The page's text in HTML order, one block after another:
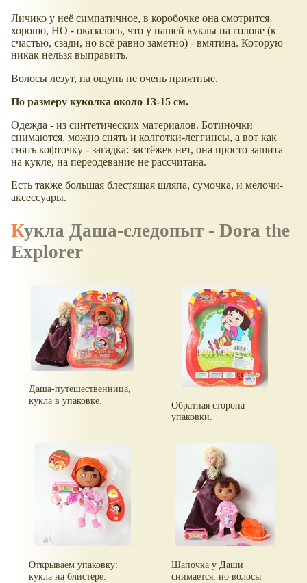
Личико у неё симпатичное, в коробочке она смотрится
хорошо, НО - оказалось, что у нашей куклы на голове (к
счастью, сзади, но всё равно заметно) - вмятина. Которую
никак нельзя выправить.
Волосы лезут, на ощупь не очень приятные.
По размеру куколка около 13-15 см.
Одежда - из синтетических материалов. Ботиночки
снимаются, можно снять и колготки-леггинсы, а вот как
снять кофточку - загадка: застёжек нет, она просто зашита
на кукле, на переодевание не рассчитана.
Есть также большая блестящая шляпа, сумочка, и мелочи-
аксессуары.
Кукла Даша-следопыт - Dora the
Explorer
Даша-путешественница,
кукла в упаковке.
Обратная сторона
упаковки.
Открываем упаковку:
кукла на блистере.
Шапочка у Даши
снимается, но волосы